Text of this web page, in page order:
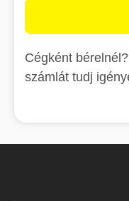
Cégként
számlát tudj